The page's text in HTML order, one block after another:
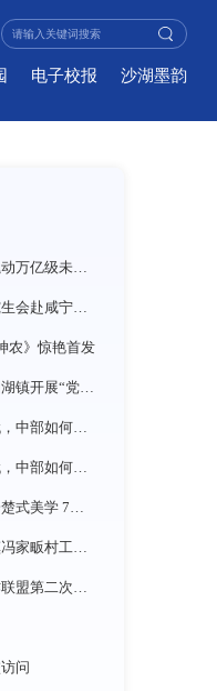
电子校报 沙湖墨韵
【湖北日报】一个地方高校，如何撬动万亿级未来产业
【湖北高校思政网】湖北大学：研究生会赴咸宁市开展“党建引领三无小区治理”社会实践活动
农》惊艳首发
【云上咸安】湖北大学赴咸安区向阳湖镇开展“党建引领农村社区治理”调研服务活动
【湖北日报】迟福林：人工智能时代，中部如何走在前？
【湖北日报】迟福林：人工智能时代，中部如何走在前？
【湖北日报】高校学生让AI从零学会楚式美学 7分钟动漫《炎帝神农》惊艳首发
【英山新闻网】湖北大学驻石头咀镇冯家畈村工作队：全力守护人民群众生命财产安全
【简讯】湖北高校与山南市校地合作联盟第二次全体会议在我校召开
问